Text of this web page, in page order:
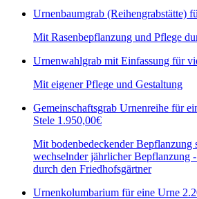
Urnenbaumgrab (Reihengrabstätte)
Mit Rasenbepflanzung und Pflege
Urnenwahlgrab mit Einfassung für
Mit eigener Pflege und Gestaltung
Gemeinschaftsgrab Urnenreihe für
Stele 1.950,00€
Mit bodenbedeckender Bepflanzung
wechselnder jährlicher Bepflanzung
durch den Friedhofsgärtner
Urnenkolumbarium für eine Urne